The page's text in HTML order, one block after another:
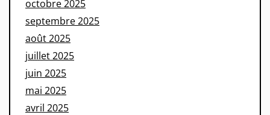
octobre 2025
septembre 2025
août 2025
juillet 2025
juin 2025
mai 2025
avril 2025